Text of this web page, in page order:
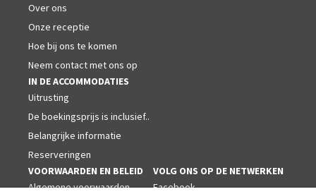
Over ons
Onze receptie
Hoe bij ons te komen
Neem contact met ons op
IN DE ACCOMMODATIES
Uitrusting
De boekingsprijs is inclusief..
Belangrijke informatie
Reserveringen
VOORWAARDEN EN BELEID
Algemene voorwaarden
VOLG ONS OP DE NETWERKEN
Facebook